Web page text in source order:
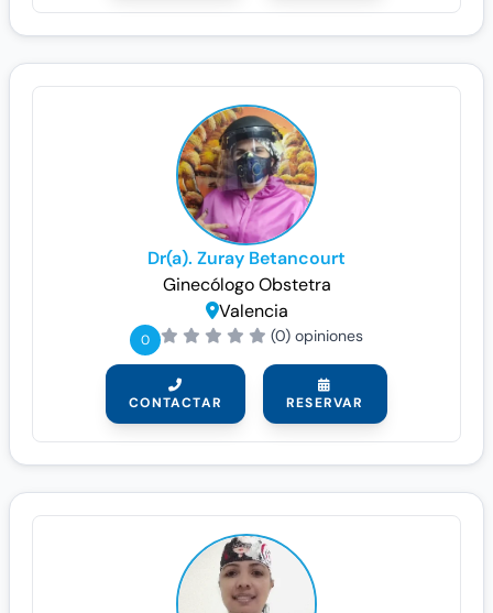
Dr(a). Zuray Betancourt
GinecólogoObstetra
Valencia
0 (0) opiniones
CONTACTAR RESERVAR